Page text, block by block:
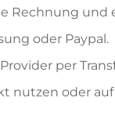
Rechnung und
oder Paypal.
per
nutzen oder